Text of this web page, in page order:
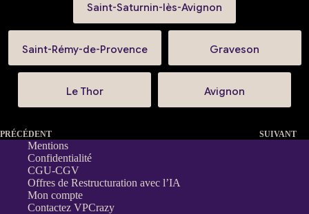
Saint-Saturnin-lès-Avignon
Saint-Rémy-de-Provence Graveson
Le Thor Avignon
PRÉCÉDENT SUIVANT
Mentions
Confidentialité
CGU-CGV
Offres de Restructuration avec l’IA
Mon compte
Contactez VPCrazy